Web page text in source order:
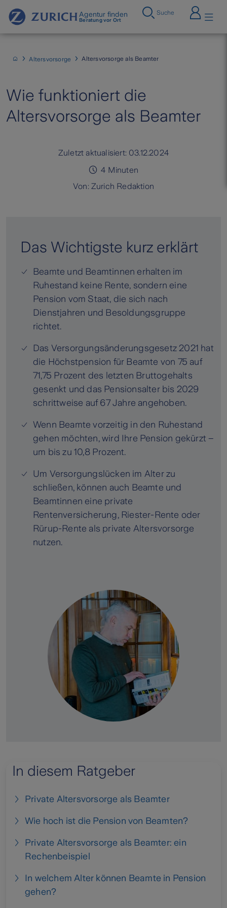
Agentur finden
Beratung vor Ort
Suche
Altersvorsorge Altersvorsorge als Beamter
Wie funktioniert die
Altersvorsorge als Beamter
Zuletzt aktualisiert: 03.12.2024
4 Minuten
Von: Zurich Redaktion
Das Wichtigste kurz erklärt
Beamte und Beamtinnen erhalten im
Ruhestand keine Rente, sondern eine
Pension vom Staat, die sich nach
Dienstjahren und Besoldungsgruppe
richtet.
Das Versorgungsänderungsgesetz 2021 hat
die Höchstpension für Beamte von 75 auf
71,75 Prozent des letzten Bruttogehalts
gesenkt und das Pensionsalter bis 2029
schrittweise auf 67 Jahre angehoben.
Wenn Beamte vorzeitig in den Ruhestand
gehen möchten, wird Ihre Pension gekürzt –
um bis zu 10,8 Prozent.
Um Versorgungslücken im Alter zu
schließen, können auch Beamte und
Beamtinnen eine private
Rentenversicherung, Riester-Rente oder
Rürup-Rente als private Altersvorsorge
nutzen.
In diesem Ratgeber
Private Altersvorsorge als Beamter
Wie hoch ist die Pension von Beamten?
Private Altersvorsorge als Beamter: ein
Rechenbeispiel
In welchem Alter können Beamte in Pension
gehen?